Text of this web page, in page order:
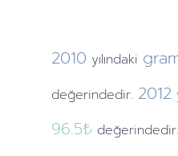
2010 yılındaki
değerindedir. 2012
96.5₺değerindedir.